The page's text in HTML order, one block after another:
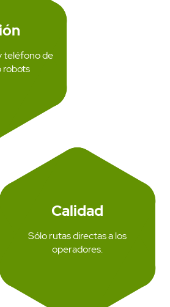
WhatsApp API
teléfono de
robots
Calidad
Sólo rutas directas a los
operadores.